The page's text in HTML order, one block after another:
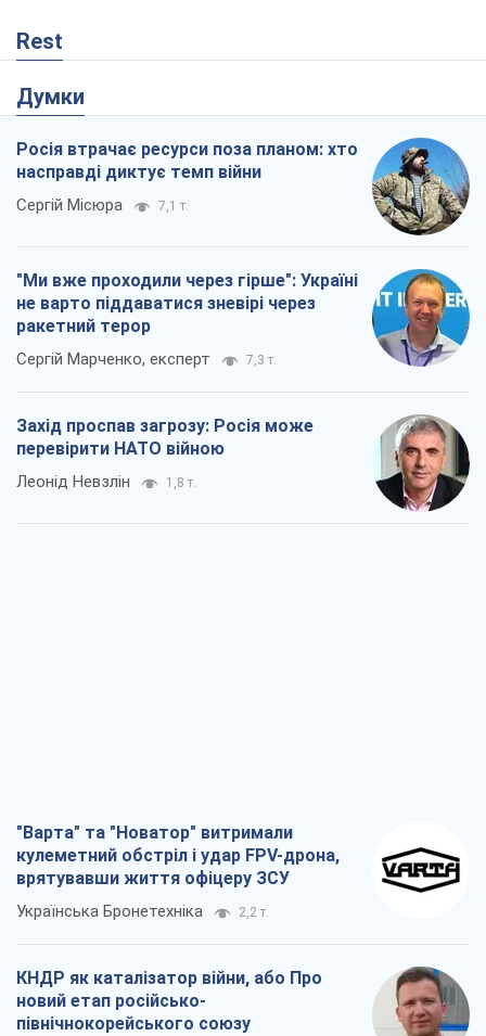
Rest
Думки
Росія втрачає ресурси поза планом: хто
насправді диктує темп війни
Сергій Місюра 7,1 т.
"Ми вже проходили через гірше": Україні
не варто піддаватися зневірі через
ракетний терор
Сергій Марченко, експерт 7,3 т.
Захід проспав загрозу: Росія може
перевірити НАТО війною
Леонід Невзлін 1,8 т.
"Варта" та "Новатор" витримали
кулеметний обстріл і удар FPV-дрона,
врятувавши життя офіцеру ЗСУ
Українська Бронетехніка 2,2 т.
КНДР як каталізатор війни, або Про
новий етап російсько-
північнокорейського союзу